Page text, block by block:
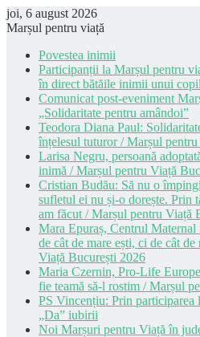
joi, 6 august 2026
Marșul pentru viață
Povestea inimii
Participanții la Marșul pentru
în direct bătăile inimii unui
Comunicat post-eveniment
„Solidaritate pentru amândoi”
Teodora Diana Paul:
înțelesul tuturor / Marșul
Larisa Negru, persoană
inimă / Marșul pentru Viață
Cristian Budău: Să nu o
sufletul ei nu și-o dorește. Prin
am făcut / Marșul pentru Viață
Mara Epuraș, Centrul
de cât de mare ești, ci de cât
Viață București 2026
Maria Czernin, Pro-Life
fie teamă să-l rostim / Marșul
PS Vincențiu: Prin participarea
„Da” iubirii
Noi Marșuri pentru Viață în